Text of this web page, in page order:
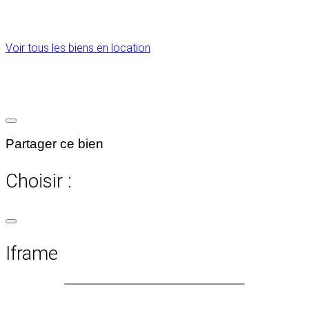
Voir tous les biens en location
Partager ce bien
Choisir :
Iframe